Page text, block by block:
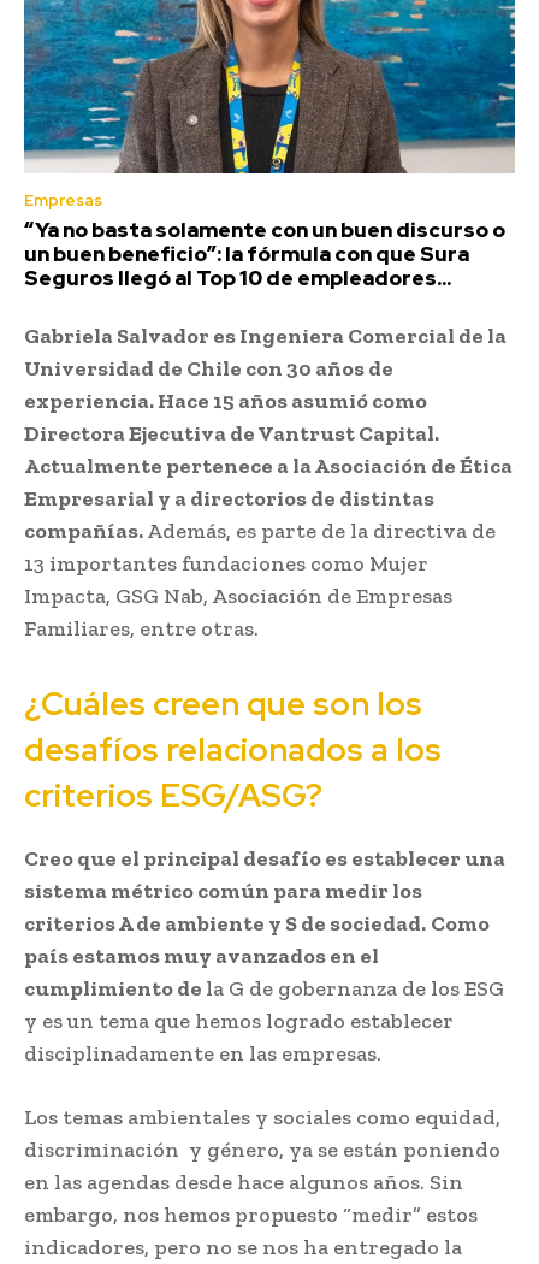
Empresas
“Ya no basta solamente con un buen discurso o
un buen beneficio”: la fórmula con que Sura
Seguros llegó al Top 10 de empleadores...
Gabriela Salvador es Ingeniera Comercial de la
Universidad de Chile con 30 años de
experiencia. Hace 15 años asumió como
Directora Ejecutiva de Vantrust Capital.
Actualmente pertenece a la Asociación de Ética
Empresarial y a directorios de distintas
compañías.Además, es parte de la directiva de
13 importantes fundaciones como Mujer
Impacta, GSG Nab, Asociación de Empresas
Familiares, entre otras.
¿Cuáles creen que son los
desafíos relacionados a los
criterios ESG/ASG?
Creo que el principal desafío es establecer una
sistema métrico común para medir los
criterios A de ambiente y S de sociedad. Como
país estamos muy avanzados en el
cumplimiento de la G de gobernanza de los ESG
y es un tema que hemos logrado establecer
disciplinadamente en las empresas.
Los temas ambientales y sociales como equidad,
discriminación y género, ya se están poniendo
en las agendas desde hace algunos años. Sin
embargo, nos hemos propuesto “medir” estos
indicadores, pero no se nos ha entregado la